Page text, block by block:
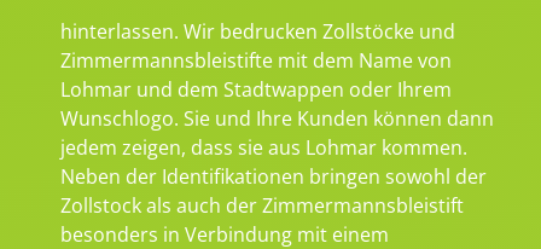
hinterlassen. Wir bedrucken Zollstöcke und
Zimmermannsbleistifte mit dem Name von
Lohmar und dem Stadtwappen oder Ihrem
Wunschlogo. Sie und Ihre Kunden können dann
jedem zeigen, dass sie aus Lohmar kommen.
Neben der Identifikationen bringen sowohl der
Zollstock als auch der Zimmermannsbleistift
besonders in Verbindung mit einem